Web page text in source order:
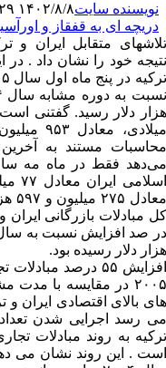
نویسنده سایت۱۴۰۲/۸/۸ ۵:۳۶:۰۰
دریچه ای به قفقاز و
تلاشهای متقابل ایران و
نتیجه خود را نشان داد . در
میلادی،
محاسبات مستند به
هزار دلار رسیده بود.
افزایش ۵۵ درصد
های بالای اقتصادی ایران
می رسد اجرایی شدن
ترکیه به روند مبادلات
است . این روند نشان می